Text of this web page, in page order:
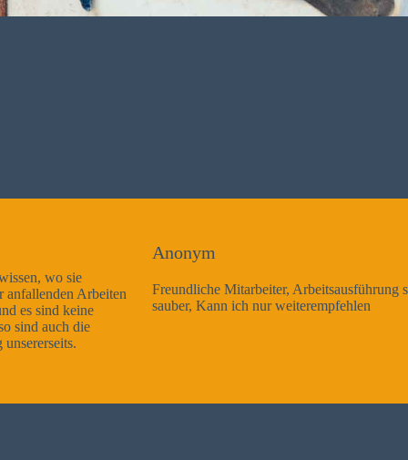
Freundliche Mitarbeiter, Arbeitsausführung sehr gut und sehr
sauber, Kann ich nur weiterempfehlen